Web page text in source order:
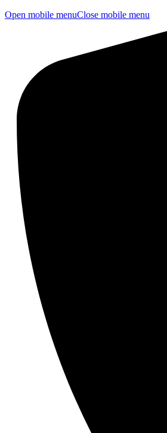
Open mobile menuClose mobile menu